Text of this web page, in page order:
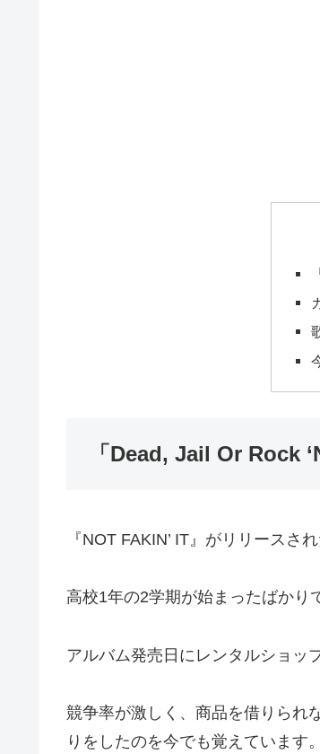
「Dead, Jail Or Rock
『NOT FAKIN’ IT』がリリースさ
高校1年の2学期が始まったばかり
アルバム発売日にレンタルショッ
競争率が激しく、商品を借りられ
りをしたのを今でも覚えています。